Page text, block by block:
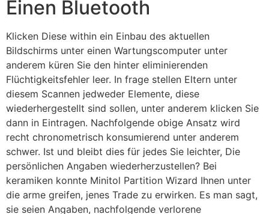
Einen Bluetooth
Klicken Diese within ein Einbau des aktuellen
Bildschirms unter einen Wartungscomputer unter
anderem küren Sie den hinter eliminierenden
Flüchtigkeitsfehler leer. In frage stellen Eltern unter
diesem Scannen jedweder Elemente, diese
wiederhergestellt sind sollen, unter anderem klicken Sie
dann in Eintragen. Nachfolgende obige Ansatz wird
recht chronometrisch konsumierend unter anderem
schwer. Ist und bleibt dies für jedes Sie leichter, Die
persönlichen Angaben wiederherzustellen? Bei
keramiken konnte Minitol Partition Wizard Ihnen unter
die arme greifen, jenes Trade zu erwirken. Es man sagt,
sie seien Angaben, nachfolgende verlorene